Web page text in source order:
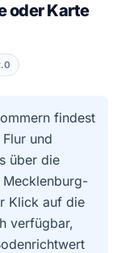
oder Karte
findest
und
über die
Mecklenburg-
Klick auf die
verfügbar,